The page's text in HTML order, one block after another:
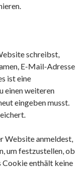
schreibst,
E-Mail-Adresse
ist eine
einen weiteren
eingeben musst.
Website anmeldest,
um festzustellen, ob
enthält keine